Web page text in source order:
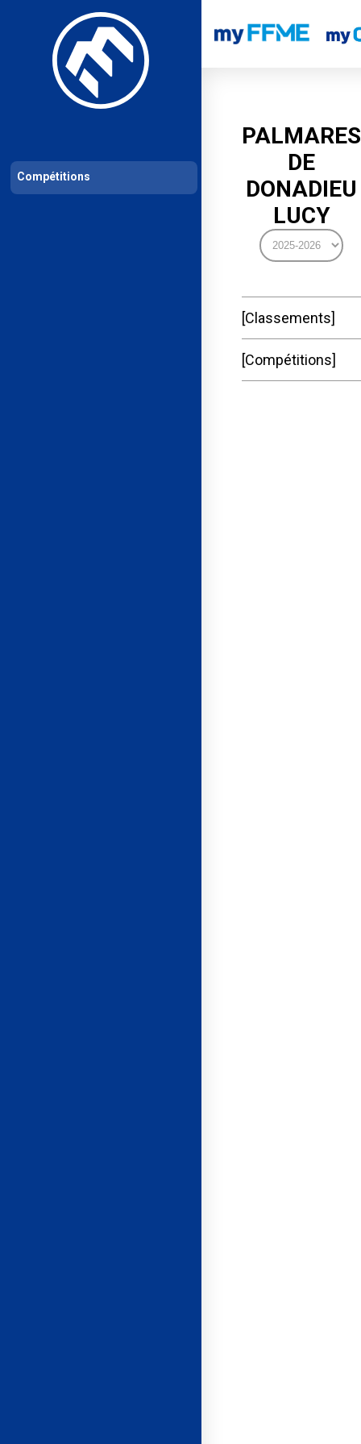
Les compétitions Calendrier de compétitions Classements
PALMARES
DE
DONADIEU
LUCY
Classements
Compétitions
Compétitions